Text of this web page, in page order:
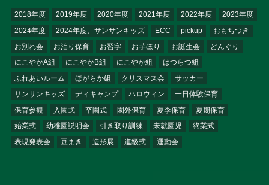
2018年度 2019年度 2020年度 2021年度 2022年度
2023年度
2024年度
2024年度、サンサンキッズ ECC pickup
おもちつき
お別れ会
お泊り保育 お習字 お芋ほり お誕生会
どんぐり
にこやかA組
にこやかB組 にこやか組
はつらつ組
ふれあいルーム
ほがらか組 クリスマス会
サッカー
サンサンキッズ
ディキャンプ ハロウィン
一日体験保育
保育参観
入園式 卒園式 園外保育 夏季保育
夏期保育
始業式
幼稚園説明会 引き取り訓練 未就園児
終業式
表現発表会
豆まき 造形展 進級式 運動会